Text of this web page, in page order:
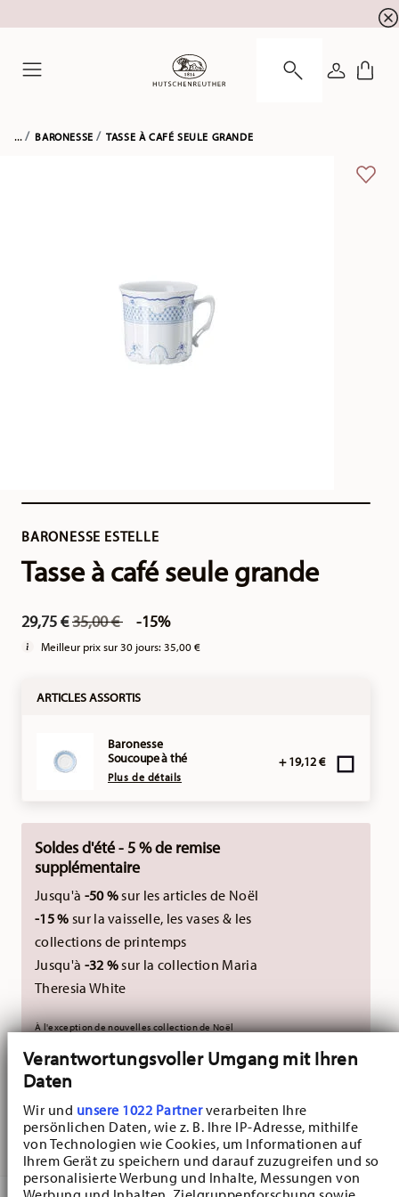
Verantwortungsvoller Umgang mit Ihren
Daten
Wir und unsere 1022 Partnerverarbeiten Ihre
persönlichen Daten, wie z. B. Ihre IP-Adresse, mithilfe
von Technologien wie Cookies, um Informationen auf
Ihrem Gerät zu speichern und darauf zuzugreifen und so
personalisierte Werbung und Inhalte, Messungen von
SOLDES D'ÉTÉ ! Profitez de 5 % de remise
... BARONESSE TASSE À CAFÉ SEULE GRANDE
BARONESSE ESTELLE
Tasse à café seule grande
29,75 €Price reduced from
35,00 €to -15%
Meilleur prix sur 30 jours:35,00 €
ARTICLES ASSORTIS
Baronesse
Soucoupe à thé
Plus de détails
+ 19,12 €
Soldes d'été - 5 % de remise
supplémentaire
Jusqu'à -50 %sur les articles de Noël
-15 % sur la vaisselle, les vases & les
collections de printemps
Jusqu'à -32 %sur la collection Maria
Theresia White
À l'exception de nouvelles collection de Noël
2026.Non cumulable avec des codes promotionnels
externes.
LIVRÉ EN 5-7 JOURS OUVRABLES